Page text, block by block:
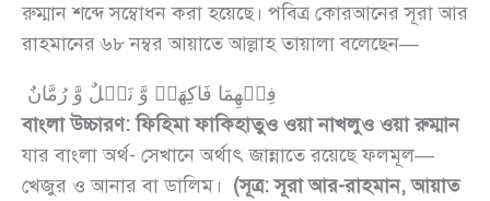
রুম্মান শব্দে সম্বোধন করা হয়েছে। পবিত্র কোরআনের সূরা আর
রাহমানের ৬৮ নম্বর আয়াতে আল্লাহ তায়ালা বলেছেন—
فِیۡهِمَا فَاكِهَۃٌ وَّ نَخۡلٌ وَّ رُمَّانٌ
বাংলা উচ্চারণ: ফিহিমা ফাকিহাতুও ওয়া নাখলুও ওয়া রুম্মান
যার বাংলা অর্থ- সেখানে অর্থাৎ জান্নাতে রয়েছে ফলমূল—
খেজুর ও আনার বা ডালিম। (সূত্র: সূরা আর-রাহমান, আয়াত